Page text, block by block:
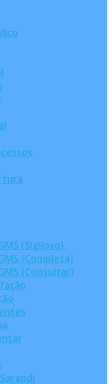
(Sigiloso)
(Completa)
(Consultar)